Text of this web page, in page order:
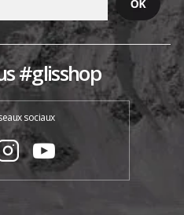
#glisshop
sociaux